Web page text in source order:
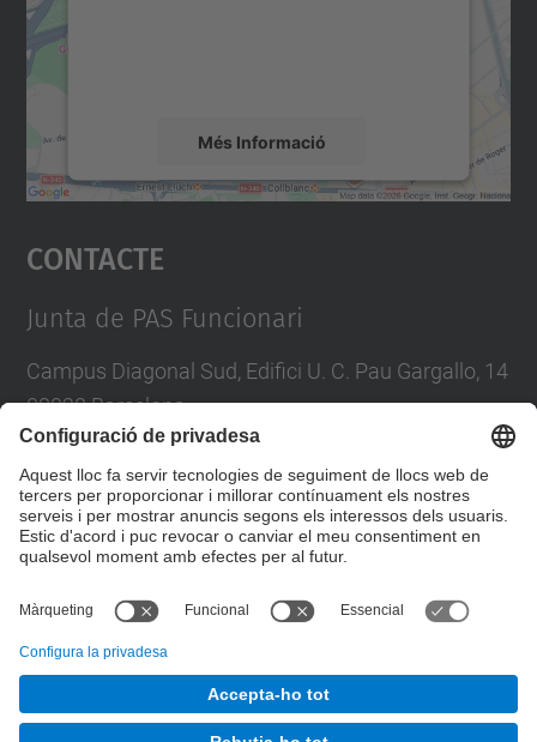
Més Informació
Accepta
powered by
Contacte
Junta de PAS Funcionari
Campus Diagonal Sud, Edifici U. C. Pau Gargallo, 14
08028 Barcelona
E-mail :junta.pasf@upc.edu
Formulari de contacte
Junta PAS Funcionari